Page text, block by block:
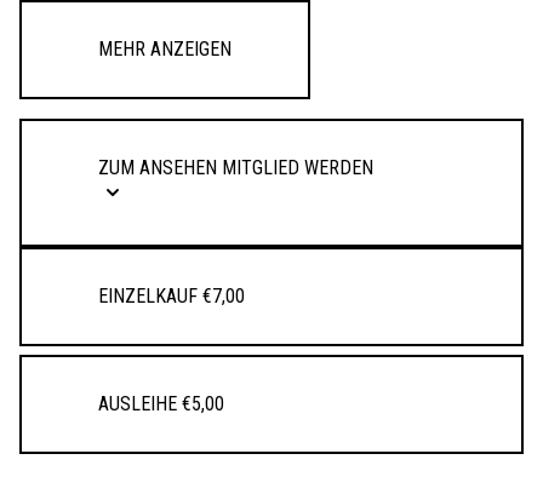
unterstützen.Mehr anzeigen
ZUM ANSEHEN MITGLIED WERDEN
Einzelkauf €7,00
Ausleihe €5,00